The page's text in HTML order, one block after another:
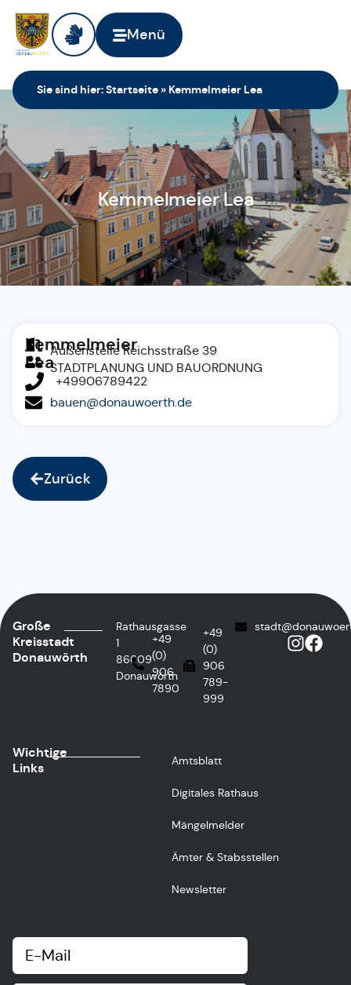
Menü
Sie sind hier:Startseite » Kemmelmeier Lea
Kemmelmeier Lea
Kemmelmeier
Lea
Außenstelle Reichsstraße 39
STADTPLANUNG UND BAUORDNUNG
+49906789422
bauen@donauwoerth.de
Zurück
Große
Kreisstadt
Donauwörth
Rathausgasse
1
86609
Donauwörth
+49
(0)
906
7890
+49
(0)
906
789-
999
Wichtige
Links
Amtsblatt
Digitales Rathaus
Mängelmelder
Ämter & Stabsstellen
Newsletter